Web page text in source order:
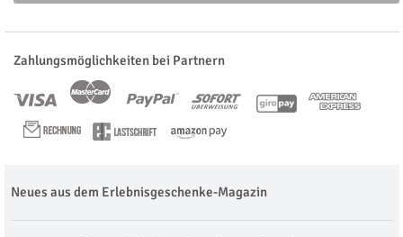
Zahlungsmöglichkeiten bei Partnern
Neues aus dem Erlebnisgeschenke-Magazin